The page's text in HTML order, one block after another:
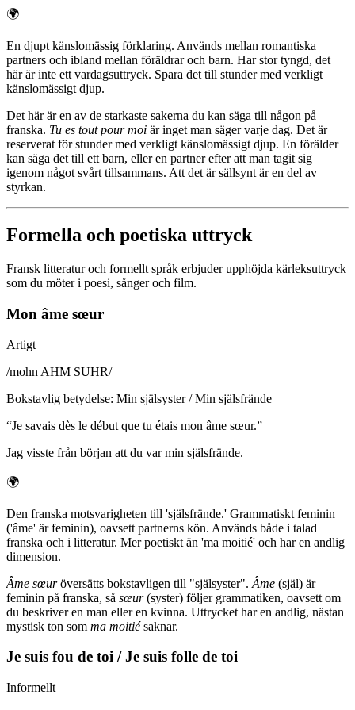
🌍
En djupt känslomässig förklaring. Används mellan romantiska
partners och ibland mellan föräldrar och barn. Har stor tyngd, det
här är inte ett vardagsuttryck. Spara det till stunder med verkligt
känslomässigt djup.
Det här är en av de starkaste sakerna du kan säga till någon på
franska. Tu es tout pour moi är inget man säger varje dag. Det är
reserverat för stunder med verkligt känslomässigt djup. En förälder
kan säga det till ett barn, eller en partner efter att man tagit sig
igenom något svårt tillsammans. Att det är sällsynt är en del av
styrkan.
Formella och poetiska uttryck
Fransk litteratur och formellt språk erbjuder upphöjda kärleksuttryck
som du möter i poesi, sånger och film.
Mon âme sœur
Artigt
/mohn AHM SUHR/
Bokstavlig betydelse: Min själsyster / Min själsfrände
“Je savais dès le début que tu étais mon âme sœur.”
Jag visste från början att du var min själsfrände.
🌍
Den franska motsvarigheten till 'själsfrände.' Grammatiskt feminin
('âme' är feminin), oavsett partnerns kön. Används både i talad
franska och i litteratur. Mer poetiskt än 'ma moitié' och har en andlig
dimension.
Âme sœuröversätts bokstavligen till "själsyster". Âme (själ) är
feminin på franska, så sœur(syster) följer grammatiken, oavsett om
du beskriver en man eller en kvinna. Uttrycket har en andlig, nästan
mystisk ton som ma moitiésaknar.
Je suis fou de toi / Je suis folle de toi
Informellt